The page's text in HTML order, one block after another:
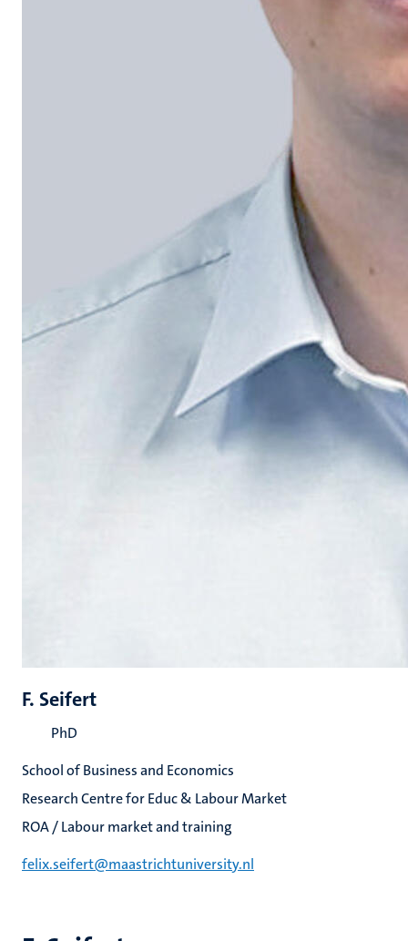
F. Seifert
PhD
School of Business and Economics
Research Centre for Educ & Labour Market
ROA / Labour market and training
felix.seifert@maastrichtuniversity.nl